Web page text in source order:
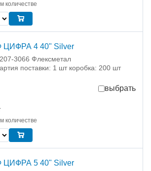
количестве
ЦИФРА 4 40" Silver
3066 Флексметал
поставки: 1 шт коробка: 200 шт
выбрать
количестве
ЦИФРА 5 40" Silver